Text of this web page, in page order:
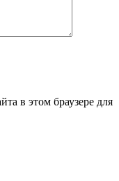
в этом браузере для